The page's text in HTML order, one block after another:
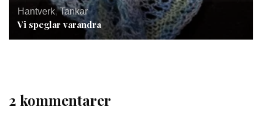
Hantverk,Tankar
Vi speglar varandra
2 kommentarer